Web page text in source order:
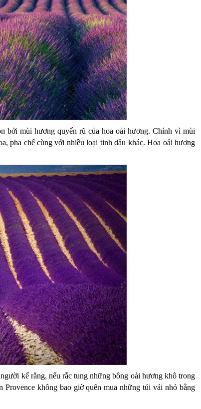
bởi mùi hương quyến rũ của hoa oải hương.Chính vì mùi
pha chế cùng với nhiều loại tinh dầu khác. Hoa oải hương
kể rằng, nếu rắc tung những bông oải hương khô trong
không bao giờ quên mua những túi vải nhỏ bằng